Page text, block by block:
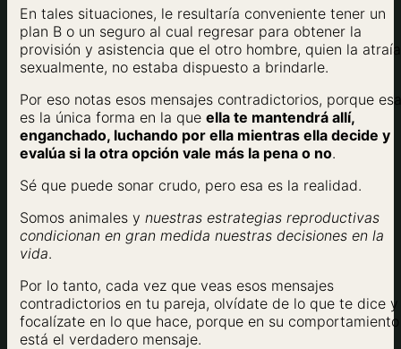
En tales situaciones, le resultaría conveniente tener un
plan B o un seguro al cual regresar para obtener la
provisión y asistencia que el otro hombre, quien la atraía
sexualmente, no estaba dispuesto a brindarle.
Por eso notas esos mensajes contradictorios, porque esa
es la única forma en la que ella te mantendrá allí,
enganchado, luchando por ella mientras ella decide y
evalúa si la otra opción vale más la pena o no.
Sé que puede sonar crudo, pero esa es la realidad.
Somos animales y nuestras estrategias reproductivas
condicionan en gran medida nuestras decisiones en la
vida.
Por lo tanto, cada vez que veas esos mensajes
contradictorios en tu pareja, olvídate de lo que te dice y
focalízate en lo que hace, porque en su comportamiento
está el verdadero mensaje.